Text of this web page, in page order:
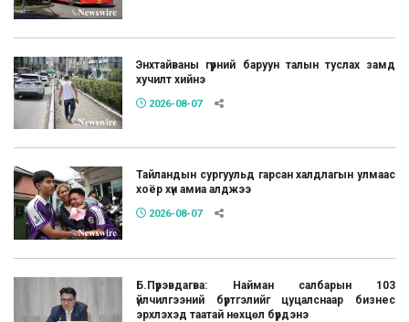
Энхтайваны гүүрний баруун талын туслах замд
хучилт хийнэ
2026-08-07
Тайландын сургуульд гарсан халдлагын улмаас
хоёр хүн амиа алджээ
2026-08-07
Б.Пүрэвдагва: Найман салбарын 103
үйлчилгээний бүртгэлийг цуцалснаар бизнес
эрхлэхэд таатай нөхцөл бүрдэнэ